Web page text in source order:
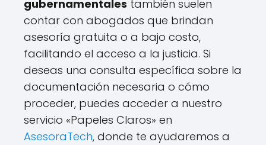
gubernamentales también suelen
contar con abogados que brindan
asesoría gratuita o a bajo costo,
facilitando el acceso a la justicia. Si
deseas una consulta específica sobre la
documentación necesaria o cómo
proceder, puedes acceder a nuestro
servicio «Papeles Claros» en
AsesoraTech, donde te ayudaremos a